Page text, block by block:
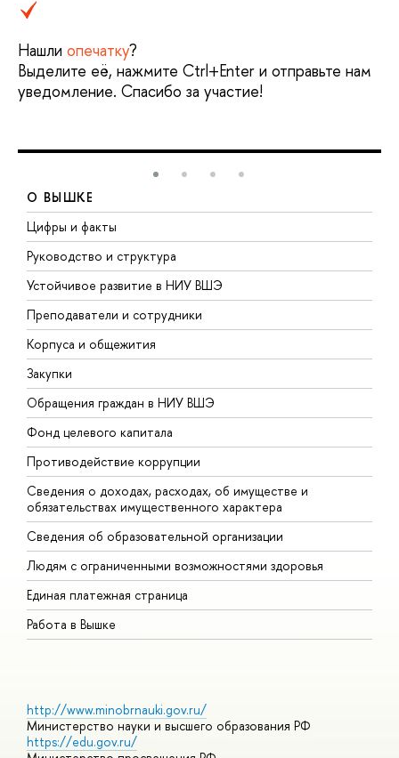
Нашли опечатку?
Выделите её, нажмите Ctrl+Enter и отправьте нам
уведомление. Спасибо за участие!
О ВЫШКЕ
Цифры и факты
Руководство и структура
Устойчивое развитие в НИУ ВШЭ
Преподаватели и сотрудники
Корпуса и общежития
Закупки
Обращения граждан в НИУ ВШЭ
Фонд целевого капитала
Противодействие коррупции
Сведения о доходах, расходах, об имуществе и
обязательствах имущественного характера
Сведения об образовательной организации
Людям с ограниченными возможностями здоровья
Единая платежная страница
Работа в Вышке
http://www.minobrnauki.gov.ru/
Министерство науки и высшего образования РФ
https://edu.gov.ru/